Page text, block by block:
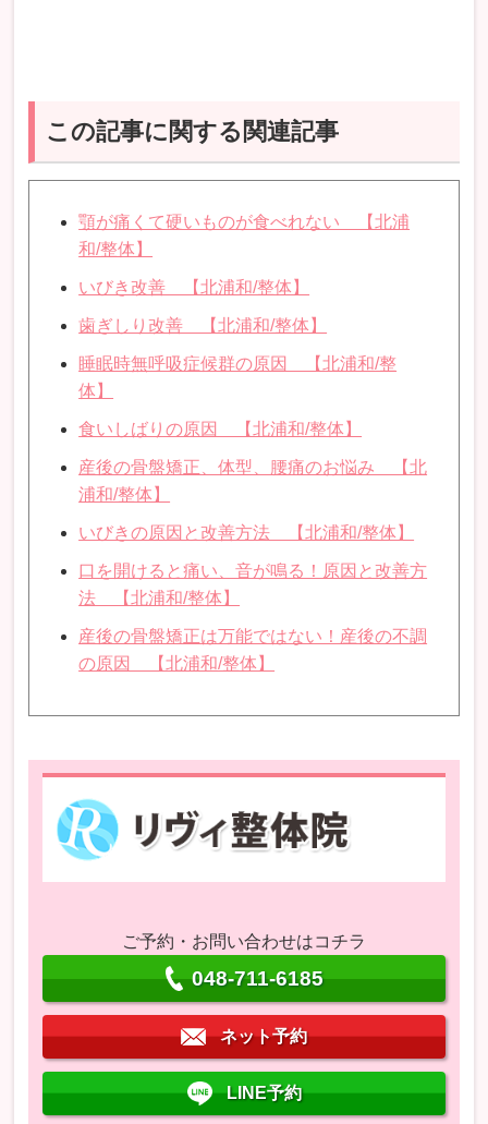
この記事に関する関連記事
顎が痛くて硬いものが食べれない 【北浦
和/整体】
いびき改善 【北浦和/整体】
歯ぎしり改善 【北浦和/整体】
睡眠時無呼吸症候群の原因 【北浦和/整
体】
食いしばりの原因 【北浦和/整体】
産後の骨盤矯正、体型、腰痛のお悩み 【北
浦和/整体】
いびきの原因と改善方法 【北浦和/整体】
口を開けると痛い、音が鳴る！原因と改善方
法 【北浦和/整体】
産後の骨盤矯正は万能ではない！産後の不調
の原因 【北浦和/整体】
ご予約・お問い合わせはコチラ
048-711-6185
ネット予約
LINE予約